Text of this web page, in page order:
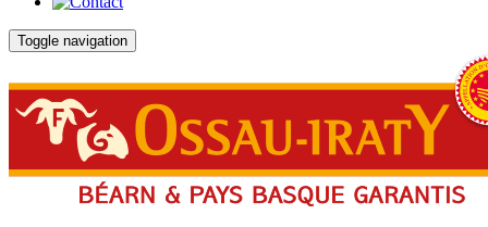
Toggle navigation